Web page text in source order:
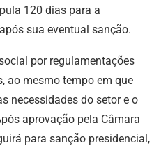
120 dias para a
sua eventual sanção.
por regulamentações
ao mesmo tempo em que
necessidades do setor e o
aprovação pela Câmara
para sanção presidencial,